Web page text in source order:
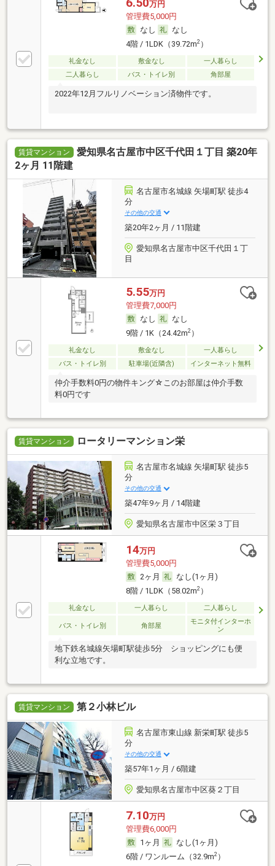
万円
管理費5,000円
なし
なし
4階 / 1LDK（39.72m2）
礼金なし 敷金なし
一人暮らし
二人暮らし
バス・トイレ別 角部屋
2022年12月フルリノベーション済物件です。
賃貸マンション
愛知県名古屋市中区千代田１丁目 築20年
2ヶ月 11階建
名古屋市名城線 矢場町駅 徒歩4
分
その他の交通
築20年2ヶ月 / 11階建
愛知県名古屋市中区千代田１丁
目
5.55万円
管理費7,000円
なし
なし
9階 / 1K（24.42m2）
礼金なし 敷金なし
一人暮らし
バス・トイレ別
駐車場(近隣含) インターネット無料
仲介手数料0円の物件キング☆このお部屋は仲介手数
料0円です
賃貸マンション ロータリーマンション栄
名古屋市名城線 矢場町駅 徒歩5
分
その他の交通
築47年9ヶ月 / 14階建
愛知県名古屋市中区栄３丁目
14万円
管理費5,000円
2ヶ月
なし(1ヶ月)
8階 / 1LDK（58.02m2）
礼金なし 一人暮らし 二人暮らし
バス・トイレ別 角部屋
モニタ付インターホ
ン
地下鉄名城線矢場町駅徒歩5分 ショッピングにも便
利な立地です。
賃貸マンション 第２小林ビル
名古屋市東山線 新栄町駅 徒歩5
分
その他の交通
築57年1ヶ月 / 6階建
愛知県名古屋市中区葵２丁目
7.10万円
管理費6,000円
1ヶ月
なし(1ヶ月)
6階 / ワンルーム（32.9m2）